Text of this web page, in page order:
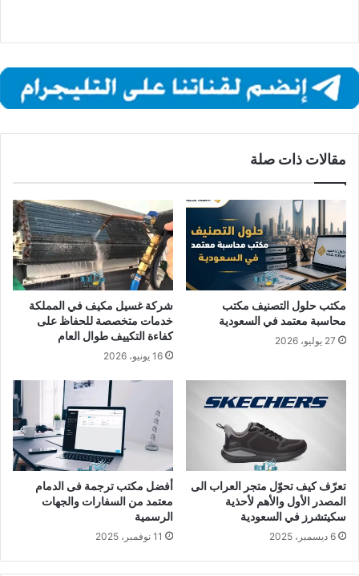
مقالات ذات صلة
مكتب حلول التصنيف مكتب
محاسبة معتمد في السعودية
27 يوليو، 2026
شركة غسيل مكيف في المملكة
خدمات متخصصة للحفاظ على
كفاءة التكييف طوال العام
16 يونيو، 2026
تعرّف كيف تحوّل متجر العراب الى
المصدر الأول والأهم لأحذية
سكيتشرز في السعودية
6 ديسمبر، 2025
أفضل مكتب ترجمة فى الدمام
معتمد من السفارات والجهات
الرسمية
11 نوفمبر، 2025